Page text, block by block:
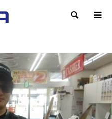
検索